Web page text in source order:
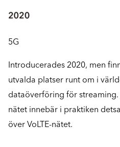
5G
Introducerades 2020, men
utvalda platser runt om i
dataöverföring för
nätet innebär i praktiken
över VoLTE-nätet.